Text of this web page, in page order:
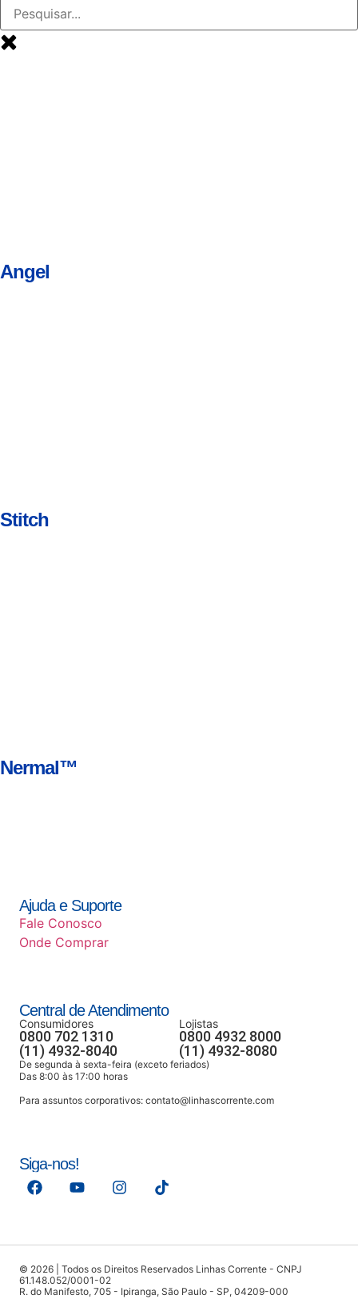
Angel
Stitch
Nermal™
Ajuda e Suporte
Fale Conosco
Onde Comprar
Central de Atendimento
Consumidores Lojistas
0800 702 1310
0800 4932 8000
(11) 4932-8040
(11) 4932-8080
De segunda à sexta-feira (exceto feriados)
Das 8:00 às 17:00 horas
Para assuntos corporativos: contato@linhascorrente.com
Siga-nos!
© 2026 | Todos os Direitos Reservados Linhas Corrente - CNPJ
61.148.052/0001-02
R. do Manifesto, 705 - Ipiranga, São Paulo - SP, 04209-000